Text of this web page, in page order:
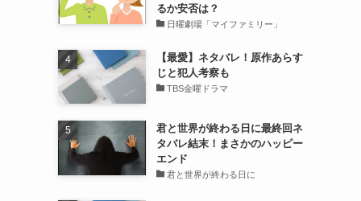
るか安否は？
日曜劇場「マイファミリー」
【最愛】ネタバレ！原作あらす
じと犯人考察も
TBS金曜ドラマ
君と世界が終わる日に最終回ネ
タバレ結末！まさかのハッピー
エンド
君と世界が終わる日に